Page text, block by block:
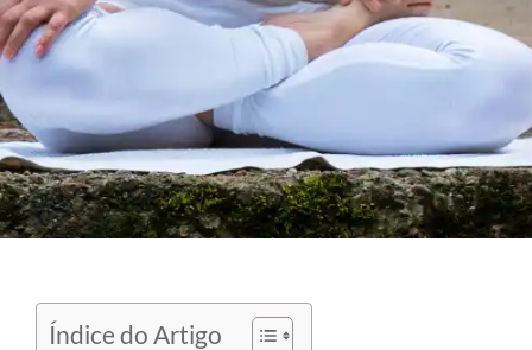
Índice do Artigo